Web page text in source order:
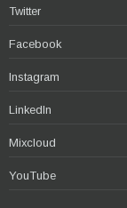
Twitter
Facebook
Instagram
LinkedIn
Mixcloud
YouTube